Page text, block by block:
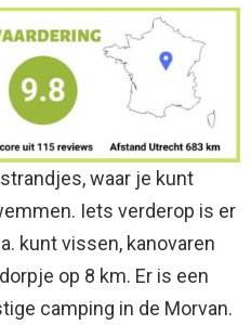
waar je kunt
Iets verderop is er
kunt vissen, kanovaren
op 8 km. Er is een
camping in de Morvan.